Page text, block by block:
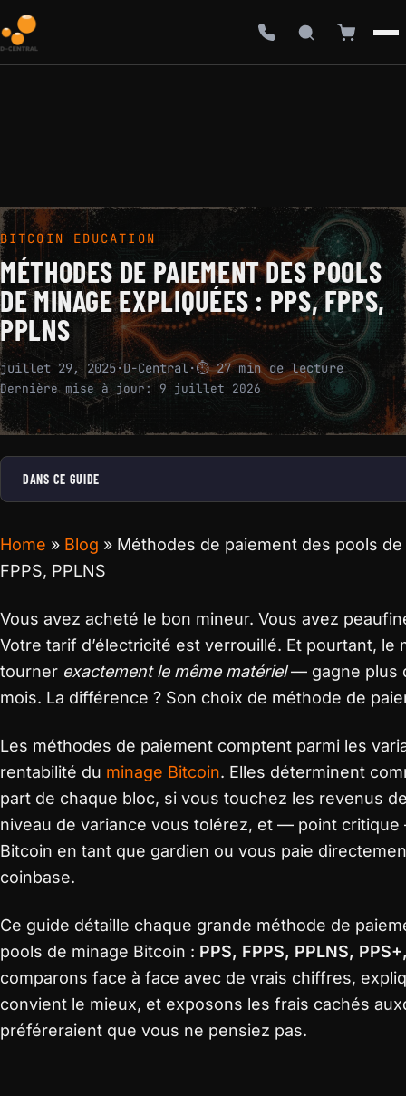
BITCOIN EDUCATION
MÉTHODES DE PAIEMENT DES POOLS
DE MINAGE EXPLIQUÉES : PPS, FPPS,
PPLNS
juillet 29, 2025·D-Central·⏱ 27 min de lecture
Dernière mise à jour: 9 juillet 2026
DANS CE GUIDE
Home » Blog » Méthodes de paiement des pools
FPPS, PPLNS
Vous avez acheté le bon mineur. Vous avez
Votre tarif d’électricité est verrouillé. Et pourtant, le
tourner exactement le même matériel— gagne plus
mois. La différence ? Son choix de méthode de
Les méthodes de paiement comptent parmi les
rentabilité du minage Bitcoin. Elles déterminent
part de chaque bloc, si vous touchez les revenus
niveau de variance vous tolérez, et — point
Bitcoin en tant que gardien ou vous paie
coinbase.
Ce guide détaille chaque grande méthode de
pools de minage Bitcoin : PPS, FPPS, PPLNS,
comparons face à face avec de vrais chiffres,
convient le mieux, et exposons les frais cachés
préféreraient que vous ne pensiez pas.